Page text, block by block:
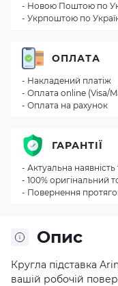
Опис
Кругла підставка
вашій робочій
- Новою Поштою по
- Укрпоштою по
ОПЛАТА
- Накладений платіж
- Оплата online (Visa/
- Оплата на рахунок
ГАРАНТІЇ
- Актуальна наявність
- 100% оригінальний
- Повернення